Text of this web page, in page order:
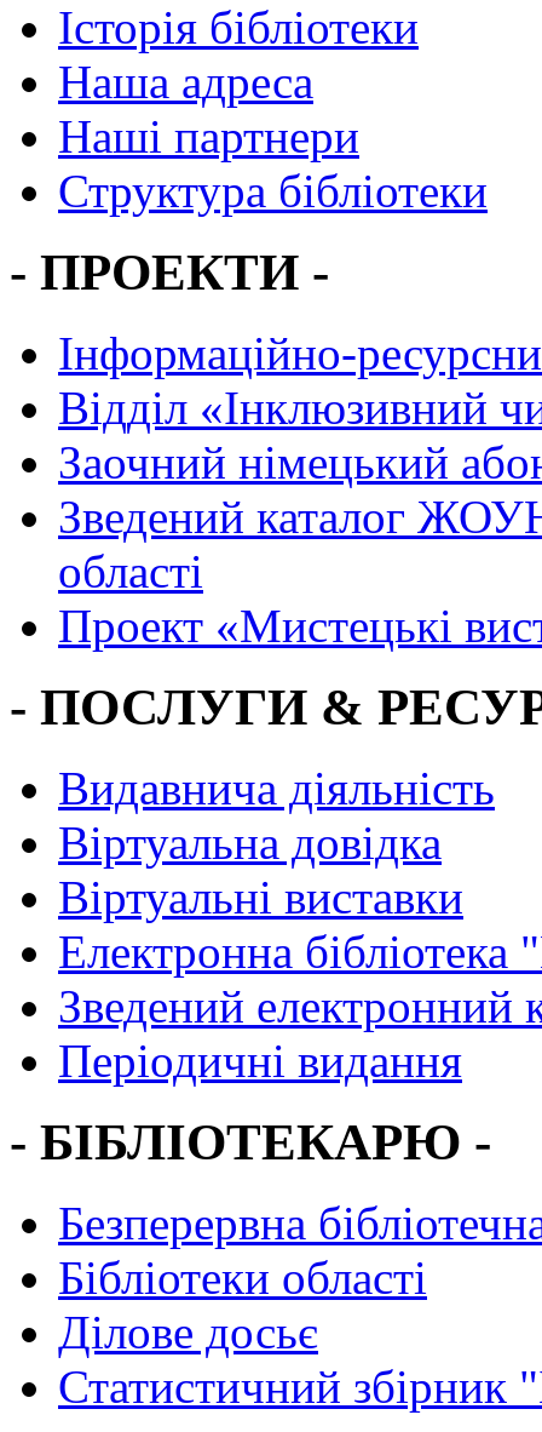
Історія бібліотеки
Наша адреса
Наші партнери
Структура бібліотеки
- ПРОЕКТИ -
Інформаційно-
Вiддiл «Інклюзивний
Заочний німецький
Зведений каталог
області
Проект «Мистецькі
- ПОСЛУГИ &
Видавнича діяльність
Віртуальна довідка
Віртуальні виставки
Електронна
Зведений електронний
Періодичні видання
- БІБЛІОТЕКАРЮ -
Безперервна
Бібліотеки області
Ділове досьє
Статистичний